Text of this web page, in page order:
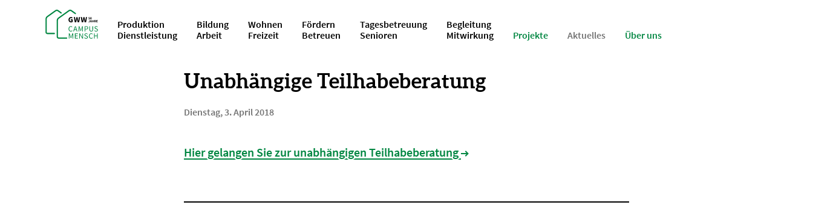
Produktion
Dienstleistung
Bildung
Arbeit
Wohnen
Freizeit
Fördern
Betreuen
Tagesbetreuung
Senioren
Begleitung
Mitwirkung
Projekte Aktuelles Über uns
Unabhängige Teilhabeberatung
Dienstag, 3. April 2018
Hier gelangen Sie zur unabhängigen Teilhabeberatung